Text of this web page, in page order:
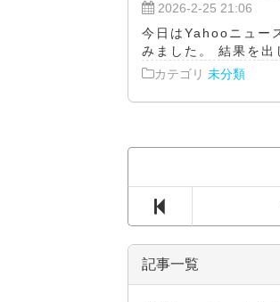
2026-2-25 21:06
今日はYahooニュー
みました。 結果を出
カテゴリ 未分類
記事一覧